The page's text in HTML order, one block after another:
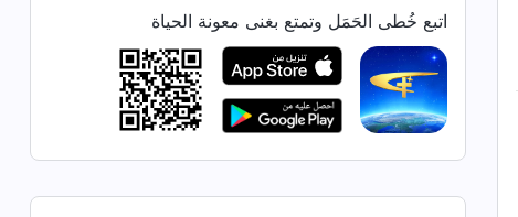
27:06
فيديو شهادة مسيحية | تحررت من
أغلال الغيرة (دبلجة عربية)
اتبع خُطى الحَمَل وتمتع بغنى معونة الحياة